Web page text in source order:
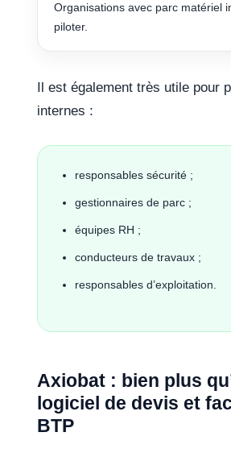
Organisations avec parc matériel
piloter.
Il est également très utile pour
internes :
responsables sécurité ;
gestionnaires de parc ;
équipes RH ;
conducteurs de travaux ;
responsables d’exploitation.
Axiobat : bien plus
logiciel de devis et
BTP